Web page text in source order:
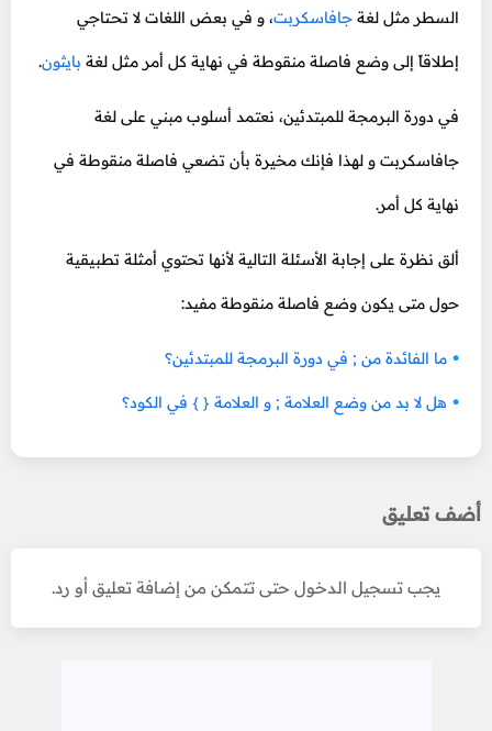
السطر مثل لغة جافاسكربت، و في بعض اللغات لا تحتاجي
إطلاقاً إلى وضع فاصلة منقوطة في نهاية كل أمر مثل لغة بايثون.
في دورة البرمجة للمبتدئين، نعتمد أسلوب مبني على لغة
جافاسكربت و لهذا فإنك مخيرة بأن تضعي فاصلة منقوطة في
نهاية كل أمر.
ألق نظرة على إجابة الأسئلة التالية لأنها تحتوي أمثلة تطبيقية
حول متى يكون وضع فاصلة منقوطة مفيد:
ما الفائدة من ; في دورة البرمجة للمبتدئين؟
هل لا بد من وضع العلامة ; و العلامة { } في الكود؟
أضف تعليق
يجب تسجيل الدخول حتى تتمكن من إضافة تعليق أو رد.